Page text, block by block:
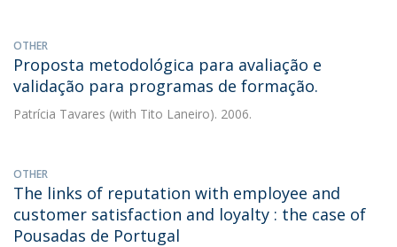
OTHER
Proposta metodológica para avaliação e
validação para programas de formação.
Patrícia Tavares (with Tito Laneiro). 2006.
OTHER
The links of reputation with employee and
customer satisfaction and loyalty : the case of
Pousadas de Portugal